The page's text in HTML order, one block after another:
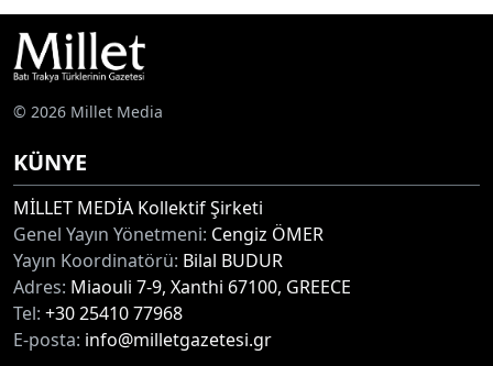
© 2026 Millet Media
KÜNYE
MİLLET MEDİA Kollektif Şirketi
Genel Yayın Yönetmeni: Cengiz ÖMER
Yayın Koordinatörü: Bilal BUDUR
Adres: Miaouli 7-9, Xanthi 67100, GREECE
Tel: +30 25410 77968
E-posta: info@milletgazetesi.gr